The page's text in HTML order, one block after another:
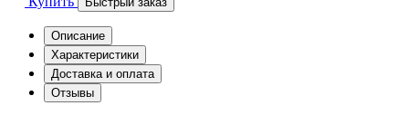
Описание
Характеристики
Доставка и оплата
Отзывы